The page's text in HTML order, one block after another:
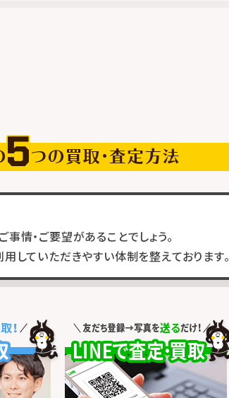
情・ご要望があることでしょう。
していただきやすい体制を整えております。